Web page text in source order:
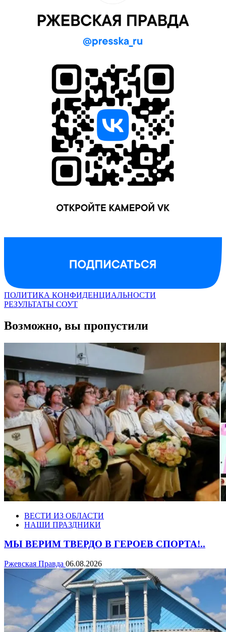
ПОЛИТИКА КОНФИДЕНЦИАЛЬНОСТИ
РЕЗУЛЬТАТЫ СОУТ
Возможно, вы пропустили
ВЕСТИ ИЗ ОБЛАСТИ
НАШИ ПРАЗДНИКИ
МЫ ВЕРИМ ТВЕРДО В ГЕРОЕВ СПОРТА!..
Ржевская Правда 06.08.2026